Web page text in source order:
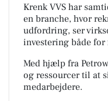
Krenk VVS har
en branche, hvor
udfordring, ser
investering både
Med hjælp fra
og ressourcer til at
medarbejdere.